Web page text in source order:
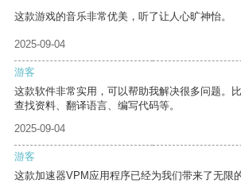
这款游戏的音乐非常优美，听了让人心旷神怡。
2025-09-04
游客
这款软件非常实用，可以帮助我解决很多问题。
查找资料、翻译语言、编写代码等。
2025-09-04
游客
这款加速器VPM应用程序已经为我们带来了无限